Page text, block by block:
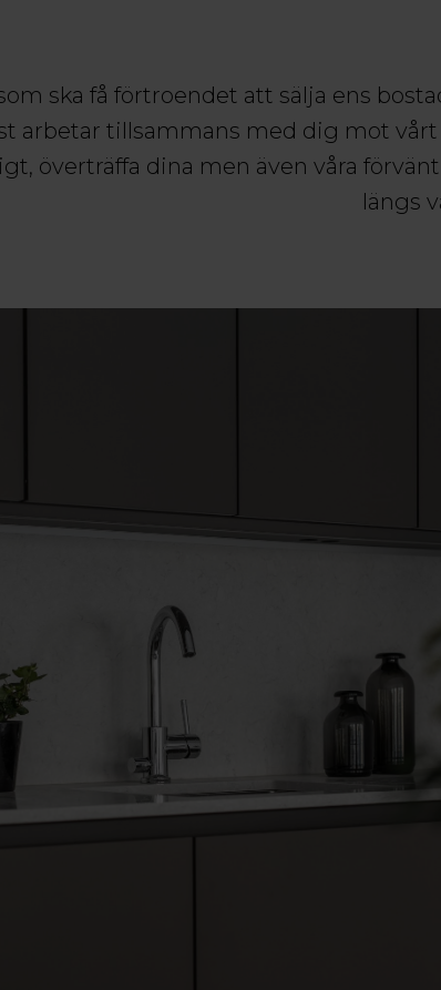
ska få förtroendet att sälja ens
arbetar tillsammans med dig mot
överträffa dina men även våra
längs